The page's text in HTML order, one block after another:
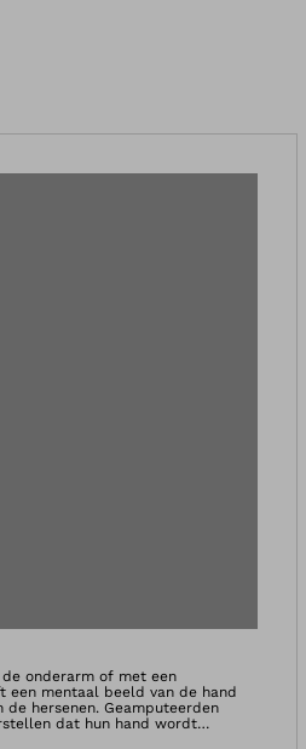
onderarm of met een
een mentaal beeld van de hand
hersenen. Geamputeerden
dat hun hand wordt